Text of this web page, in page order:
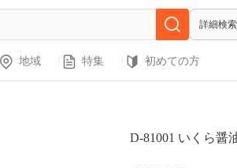
詳細検索
地域 特集 初めての方
D-81001 いくら醤